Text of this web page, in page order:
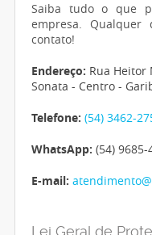
Saiba tudo o que
empresa. Qualquer
contato!
Endereço: Rua Heitor
Sonata - Centro -
Telefone: (54) 3462-
WhatsApp: (54) 9685-
E-mail:
Lei Geral de